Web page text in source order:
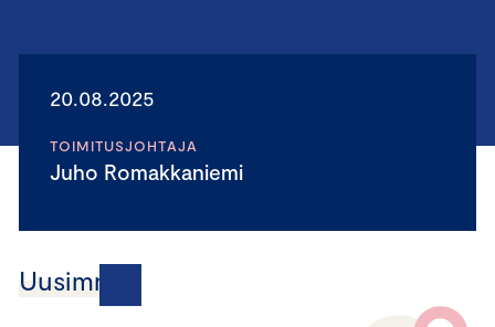
20.08.2025
TOIMITUSJOHTAJA
Juho Romakkaniemi
Uusimmat